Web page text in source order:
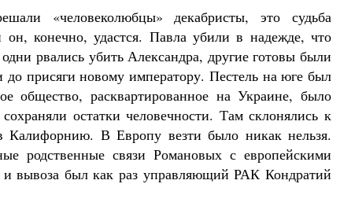
«человеколюбцы» декабристы, это судьба
конечно, удастся. Павла убили в надежде, что
рвались убить Александра, другие готовы были
до присяги новому императору. Пестель на юге был
общество, расквартированное на Украине, было
остатки человечности. Там склонялись к
В Европу везти было никак нельзя.
родственные связи Романовых с европейскими
вывоза был как раз управляющий РАК Кондратий